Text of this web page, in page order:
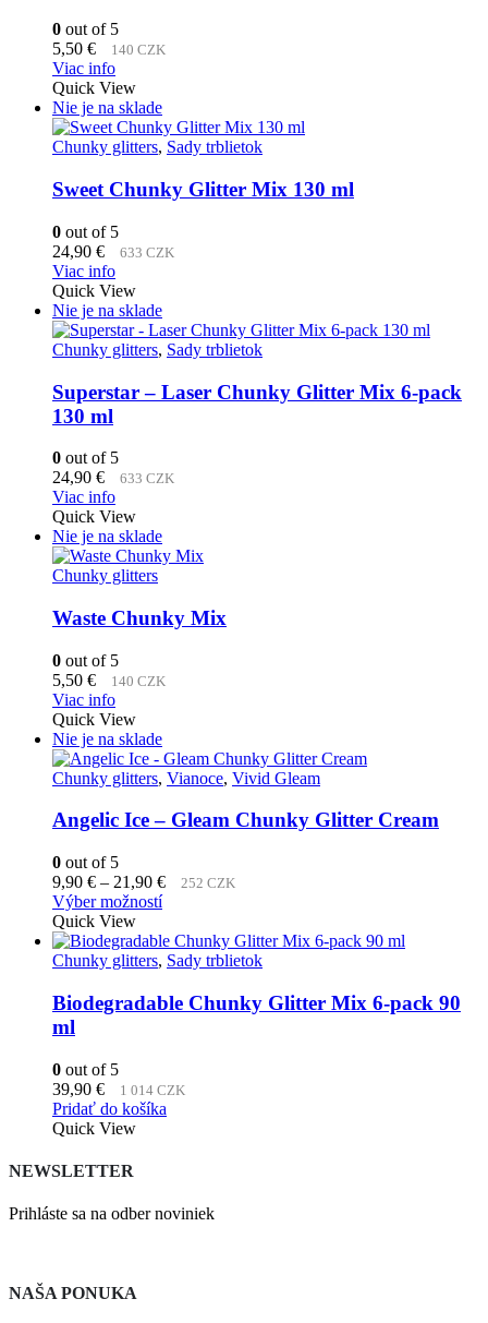
0 out of 5
5,50 € 140 CZK
Viac info
Quick View
Nie je na sklade
Chunky glitters, Sady trblietok
Sweet Chunky Glitter Mix 130 ml
0 out of 5
24,90 € 633 CZK
Viac info
Quick View
Nie je na sklade
Chunky glitters, Sady trblietok
Superstar – Laser Chunky Glitter Mix 6-pack
130 ml
0 out of 5
24,90 € 633 CZK
Viac info
Quick View
Nie je na sklade
Chunky glitters
Waste Chunky Mix
0 out of 5
5,50 € 140 CZK
Viac info
Quick View
Nie je na sklade
Chunky glitters, Vianoce, Vivid Gleam
Angelic Ice – Gleam Chunky Glitter Cream
0 out of 5
9,90 € – 21,90 €Price
through
21,90 €
252 CZK
Výber možnostíTento
má
viacero
Možnosti
si
stránke
produktu.
Quick View
Chunky glitters, Sady trblietok
Biodegradable Chunky Glitter Mix 6-pack 90
ml
0 out of 5
39,90 € 1 014 CZK
Pridať do košíka
Quick View
NEWSLETTER
Prihláste sa na odber noviniek
NAŠA PONUKA